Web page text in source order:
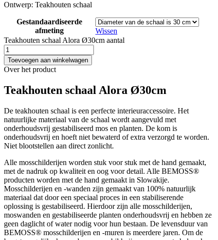
Ontwerp: Teakhouten schaal
Gestandaardiseerde
afmeting
Wissen
Teakhouten schaal Alora Ø30cm aantal
Toevoegen aan winkelwagen
Over het product
Teakhouten schaal Alora Ø30cm
De teakhouten schaal is een perfecte interieuraccessoire. Het
natuurlijke materiaal van de schaal wordt aangevuld met
onderhoudsvrij gestabiliseerd mos en planten. De kom is
onderhoudsvrij en hoeft niet bewaterd of extra verzorgd te worden.
Niet blootstellen aan direct zonlicht.
Alle mosschilderijen worden stuk voor stuk met de hand gemaakt,
met de nadruk op kwaliteit en oog voor detail. Alle BEMOSS®
producten worden met de hand gemaakt in Slowakije.
Mosschilderijen en -wanden zijn gemaakt van 100% natuurlijk
materiaal dat door een speciaal proces in een stabiliserende
oplossing is gestabiliseerd. Hierdoor zijn alle mosschilderijen,
moswanden en gestabiliseerde planten onderhoudsvrij en hebben ze
geen daglicht of water nodig voor hun bestaan. De levensduur van
BEMOSS® mosschilderijen en -muren is meerdere jaren. Om de